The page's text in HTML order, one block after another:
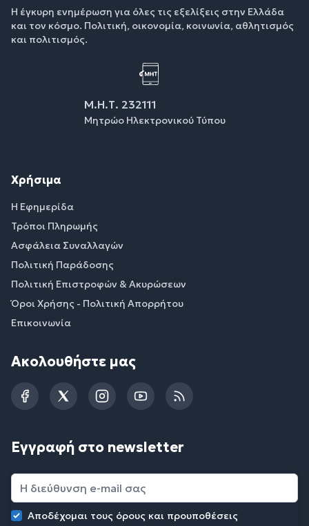
Η έγκυρη ενημέρωση για όλες τις εξελίξεις στην Ελλάδα
και τον κόσμο. Πολιτική, οικονομία, κοινωνία, αθλητισμός
και πολιτισμός.
Μ.Η.Τ. 232111
Μητρώο Ηλεκτρονικού Τύπου
Χρήσιμα
Η Εφημερίδα
Τρόποι Πληρωμής
Ασφάλεια Συναλλαγών
Πολιτική Παράδοσης
Πολιτική Επιστροφών & Ακυρώσεων
Όροι Χρήσης - Πολιτική Απορρήτου
Επικοινωνία
Ακολουθήστε μας
FacebookTwitterInstagramYouTubeRSS
Εγγραφή στο newsletter
Αποδέχομαι τους όρους και προυποθέσεις